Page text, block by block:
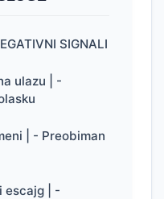
SIGNALI
ulazu | -
| - Preobiman
escajg | -